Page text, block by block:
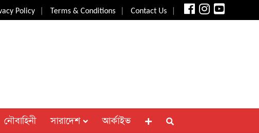
Policy| Terms & Conditions| Contact Us|
নৌবাহিনী সারাদেশ আর্কাইভ